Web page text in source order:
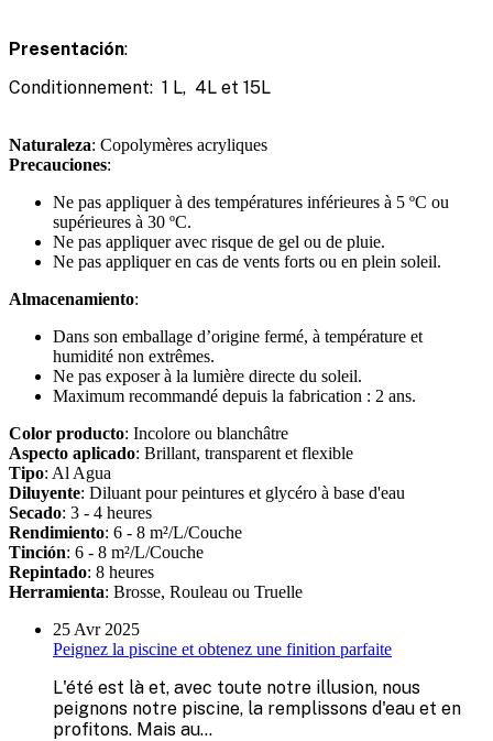
Presentación:
Conditionnement: 1 L, 4L et 15L
Naturaleza: Copolymères acryliques
Precauciones:
Ne pas appliquer à des températures inférieures à 5 ºC ou
supérieures à 30 ºC.
Ne pas appliquer avec risque de gel ou de pluie.
Ne pas appliquer en cas de vents forts ou en plein soleil.
Almacenamiento:
Dans son emballage d’origine fermé, à température et
humidité non extrêmes.
Ne pas exposer à la lumière directe du soleil.
Maximum recommandé depuis la fabrication : 2 ans.
Color producto: Incolore ou blanchâtre
Aspecto aplicado: Brillant, transparent et flexible
Tipo: Al Agua
Diluyente: Diluant pour peintures et glycéro à base d'eau
Secado: 3 - 4 heures
Rendimiento: 6 - 8 m²/L/Couche
Tinción: 6 - 8 m²/L/Couche
Repintado: 8 heures
Herramienta: Brosse, Rouleau ou Truelle
25 Avr 2025
Peignez la piscine et obtenez une finition parfaite
L'été est là et, avec toute notre illusion, nous
peignons notre piscine, la remplissons d'eau et en
profitons. Mais au...